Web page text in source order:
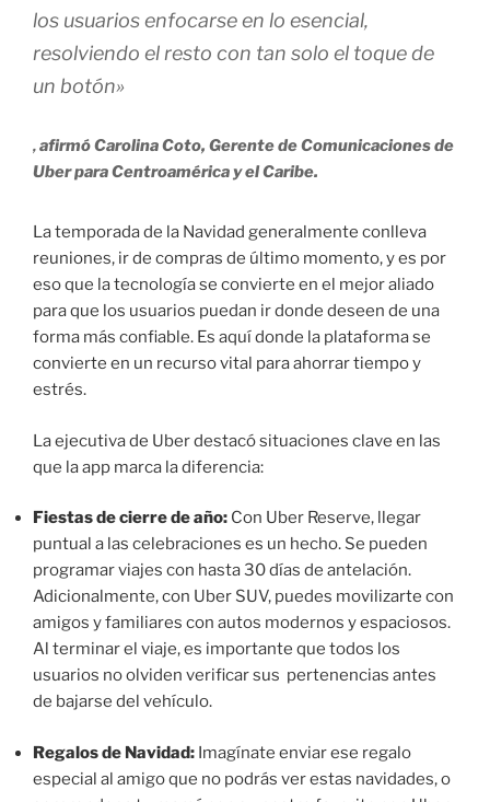
los usuarios enfocarse en lo esencial,
resolviendo el resto con tan solo el toque de
un botón»
,afirmó Carolina Coto, Gerente de Comunicaciones de
Uber para Centroamérica y el Caribe.
La temporada de la Navidad generalmente conlleva
reuniones, ir de compras de último momento, y es por
eso que la tecnología se convierte en el mejor aliado
para que los usuarios puedan ir donde deseen de una
forma más confiable. Es aquí donde la plataforma se
convierte en un recurso vital para ahorrar tiempo y
estrés.
La ejecutiva de Uber destacó situaciones clave en las
que la app marca la diferencia:
Fiestas de cierre de año: Con Uber Reserve, llegar
puntual a las celebraciones es un hecho. Se pueden
programar viajes con hasta 30 días de antelación.
Adicionalmente, con Uber SUV, puedes movilizarte con
amigos y familiares con autos modernos y espaciosos.
Al terminar el viaje, es importante que todos los
usuarios no olviden verificar sus pertenencias antes
de bajarse del vehículo.
Regalos de Navidad: Imagínate enviar ese regalo
especial al amigo que no podrás ver estas navidades, o